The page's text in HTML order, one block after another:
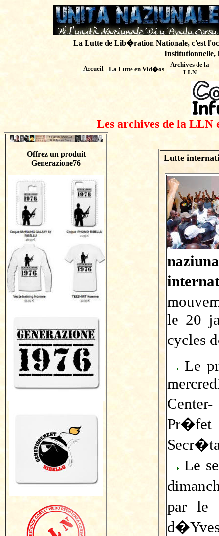
La Lutte de Lib�ration Nationale, c'est
Institutionnelle,
Accueil La Lutte en Vid�os
Archives de la
LLN
Les archives de la LLN
Offrez un produit
Generazione76
Lutte
le 20
cycles
Le
Pr�fet
Le
par le